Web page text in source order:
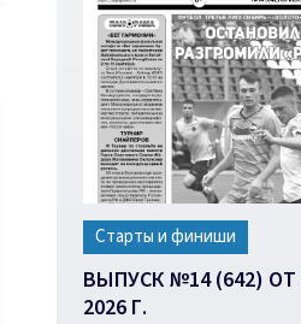
Старты и финиши
ВЫПУСК №14 (642)
2026 Г.